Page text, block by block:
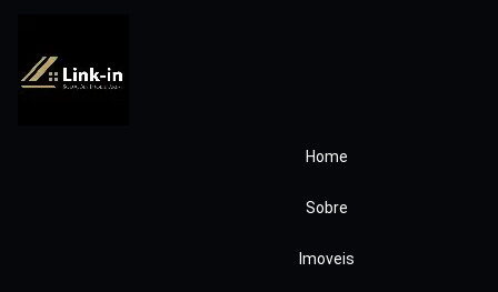
Home
Sobre
Imoveis
Casa à Venda –
Condomínio Vila